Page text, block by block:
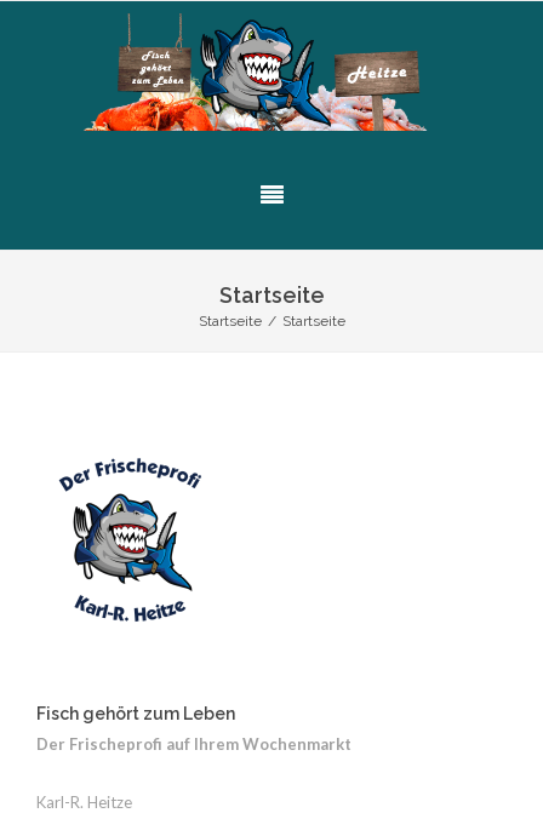
Startseite
Startseite / Startseite
Fisch gehört zum Leben
Der Frischeprofi auf Ihrem Wochenmarkt
Karl-R. Heitze